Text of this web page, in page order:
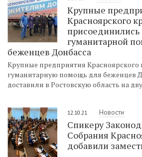
Крупные
Красноярского
присоединились
гуманитарной
беженцев Донбасса
Крупные предприятия Красноярского
гуманитарную помощь для беженцев
доставили в Ростовскую область на
12.10.21 Новости
Спикеру
Собрания
добавили